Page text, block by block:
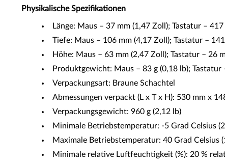
Physikalische Spezifikationen
Länge: Maus – 37 mm (1,47 Zoll); Tastatur –
Tiefe: Maus – 106 mm (4,17 Zoll); Tastatur –
Höhe: Maus – 63 mm (2,47 Zoll); Tastatur – 26
Produktgewicht: Maus – 83 g (0,18 lb); Tastatur
Verpackungsart: Braune Schachtel
Abmessungen verpackt (L x T x H): 530 mm x
Verpackungsgewicht: 960 g (2,12 lb)
Minimale Betriebstemperatur: -5 Grad Celsius
Maximale Betriebstemperatur: 40 Grad Celsius
Minimale relative Luftfeuchtigkeit (%): 20 %